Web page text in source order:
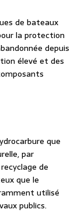
de bateaux
la protection
depuis
élevé et des
que
par
de
que le
utilisé
publics.